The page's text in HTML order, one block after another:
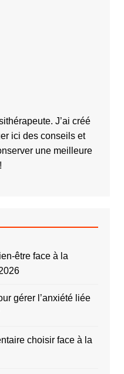
J’ai créé
ici des conseils et
une meilleure
être face à la
gérer l’anxiété liée
choisir face à la